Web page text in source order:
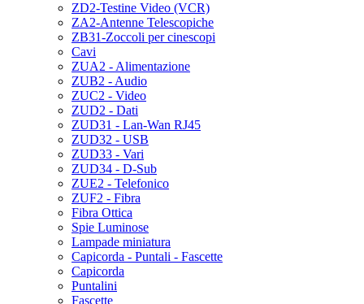
ZD2-Testine Video (VCR)
ZA2-Antenne Telescopiche
ZB31-Zoccoli per cinescopi
Cavi
ZUA2 - Alimentazione
ZUB2 - Audio
ZUC2 - Video
ZUD2 - Dati
ZUD31 - Lan-Wan RJ45
ZUD32 - USB
ZUD33 - Vari
ZUD34 - D-Sub
ZUE2 - Telefonico
ZUF2 - Fibra
Fibra Ottica
Spie Luminose
Lampade miniatura
Capicorda - Puntali - Fascette
Capicorda
Puntalini
Fascette